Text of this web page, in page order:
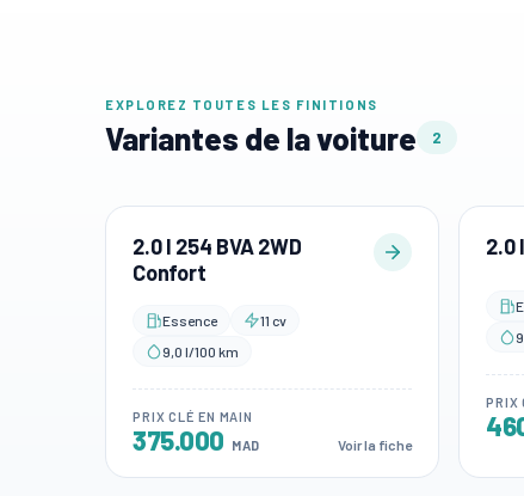
EXPLOREZ TOUTES LES FINITIONS
Variantes de la voiture 2
2.0 l 254 BVA 2WD
Confort
Essence
11 cv
9,0 l/100 km
PRIX CLÉ EN MAIN
375.000 MAD Voir la fiche
2.0
PRIX